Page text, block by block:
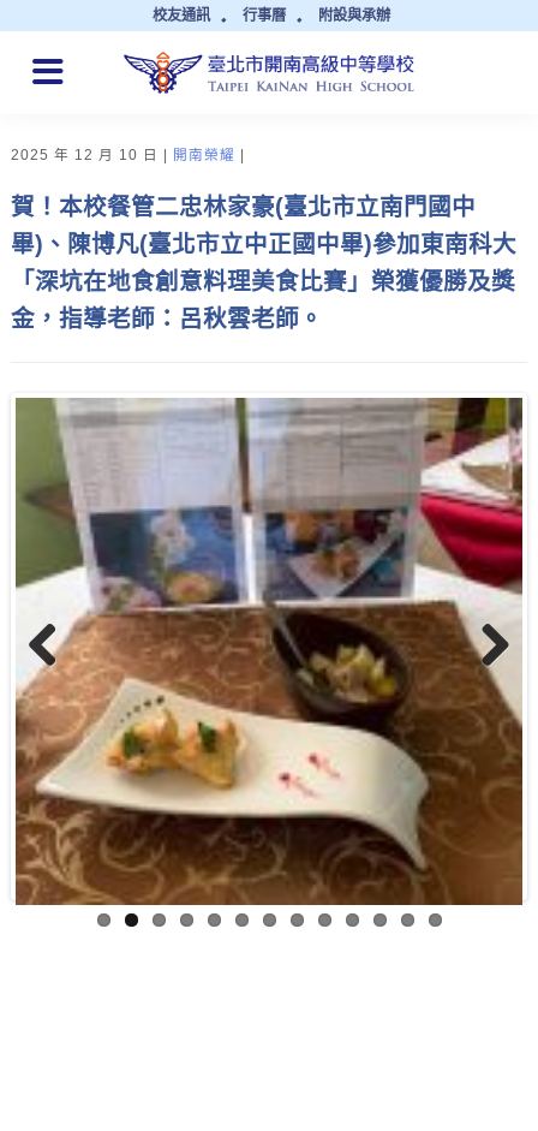
校友通訊 行事曆 附設與承辦
QUICK LINKS
2025 年 12 月 10 日 開南榮耀
賀！本校餐管二忠林家豪(臺北市立南門國中
畢)、陳博凡(臺北市立中正國中畢)參加東南科大
「深坑在地食創意料理美食比賽」榮獲優勝及獎
金，指導老師：呂秋雲老師。
Previous Next